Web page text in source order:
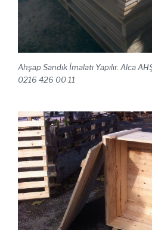
Ahşap Sandık İmalatı Yapılır. Alca
0216 426 00 11